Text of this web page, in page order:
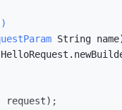
String
request);